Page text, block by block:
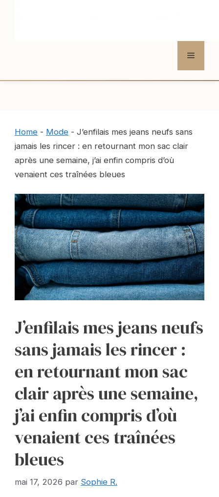
Menu
Home - Mode - J’enfilais mes jeans neufs sans
jamais les rincer : en retournant mon sac clair
après une semaine, j’ai enfin compris d’où
venaient ces traînées bleues
J’enfilais mes jeans neufs
sans jamais les rincer :
en retournant mon sac
clair après une semaine,
j’ai enfin compris d’où
venaient ces traînées
bleues
mai 17, 2026 par Sophie R.